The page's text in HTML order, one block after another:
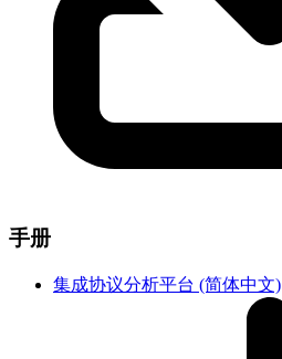
手册
集成协议分析平台 (简体中文)